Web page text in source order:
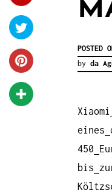
POSTED
by da
Xiaomi
eines
450
bis